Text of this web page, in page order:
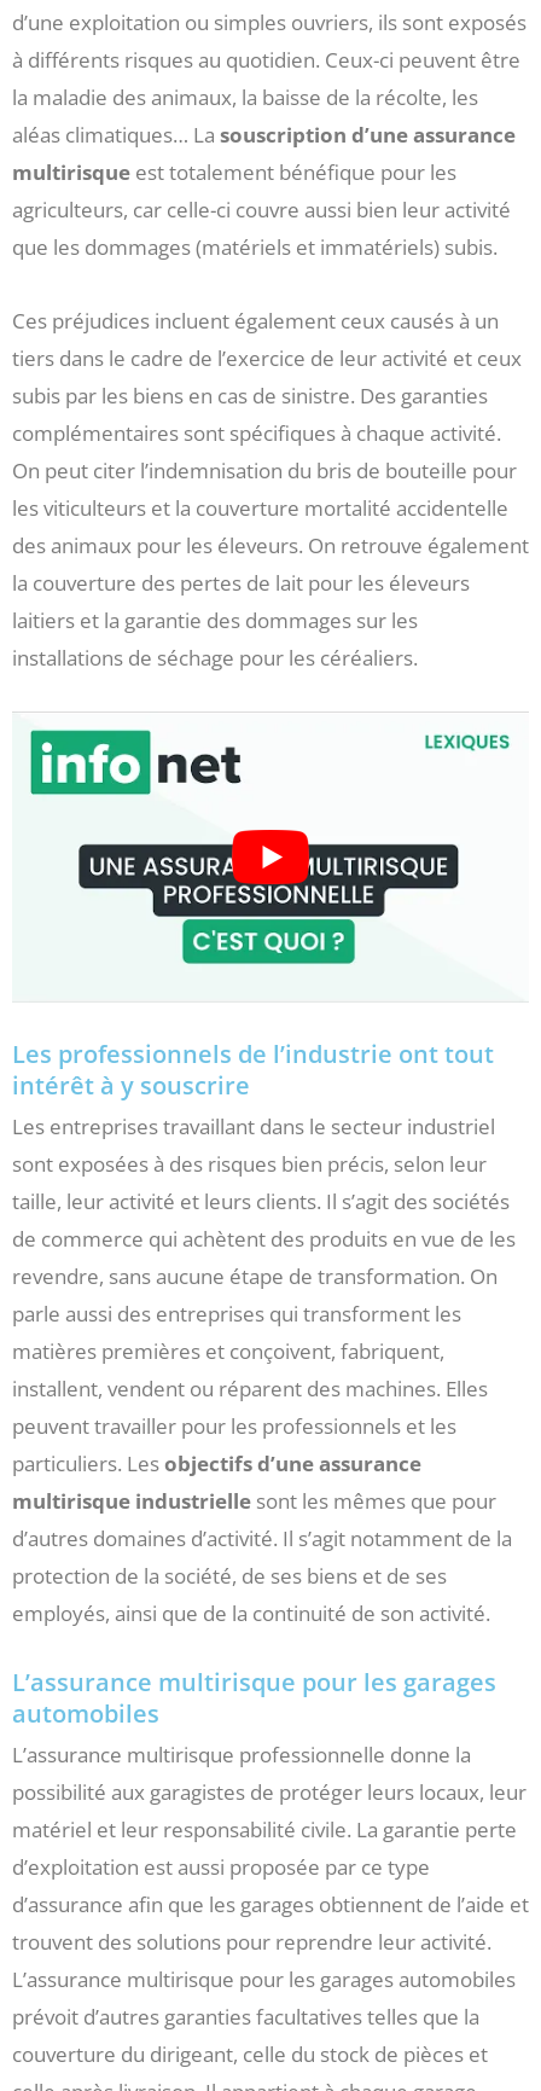
d’une exploitation ou simples ouvriers, ils sont exposés
à différents risques au quotidien. Ceux-ci peuvent être
la maladie des animaux, la baisse de la récolte, les
aléas climatiques… La souscription d’une assurance
multirisque est totalement bénéfique pour les
agriculteurs, car celle-ci couvre aussi bien leur activité
que les dommages (matériels et immatériels) subis.
Ces préjudices incluent également ceux causés à un
tiers dans le cadre de l’exercice de leur activité et ceux
subis par les biens en cas de sinistre. Des garanties
complémentaires sont spécifiques à chaque activité.
On peut citer l’indemnisation du bris de bouteille pour
les viticulteurs et la couverture mortalité accidentelle
des animaux pour les éleveurs. On retrouve également
la couverture des pertes de lait pour les éleveurs
laitiers et la garantie des dommages sur les
installations de séchage pour les céréaliers.
Les professionnels de l’industrie ont tout
intérêt à y souscrire
Les entreprises travaillant dans le secteur industriel
sont exposées à des risques bien précis, selon leur
taille, leur activité et leurs clients. Il s’agit des sociétés
de commerce qui achètent des produits en vue de les
revendre, sans aucune étape de transformation. On
parle aussi des entreprises qui transforment les
matières premières et conçoivent, fabriquent,
installent, vendent ou réparent des machines. Elles
peuvent travailler pour les professionnels et les
particuliers. Lesobjectifs d’une assurance
multirisque industrielle sont les mêmes que pour
d’autres domaines d’activité. Il s’agit notamment de la
protection de la société, de ses biens et de ses
employés, ainsi que de la continuité de son activité.
L’assurance multirisque pour les garages
automobiles
L’assurance multirisque professionnelle donne la
possibilité aux garagistes de protéger leurs locaux, leur
matériel et leur responsabilité civile. La garantie perte
d’exploitation est aussi proposée par ce type
d’assurance afin que les garages obtiennent de l’aide et
trouvent des solutions pour reprendre leur activité.
L’assurance multirisque pour les garages automobiles
prévoit d’autres garanties facultatives telles que la
couverture du dirigeant, celle du stock de pièces et